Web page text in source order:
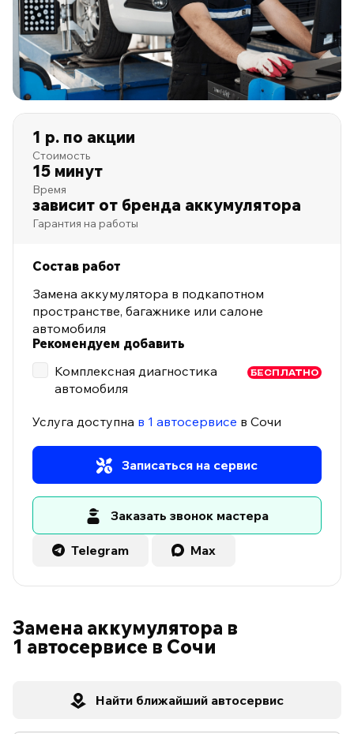
1 р. по акции
Стоимость
15 минут
Время
зависит от бренда аккумулятора
Гарантия на работы
Состав работ
Замена аккумулятора в подкапотном
пространстве, багажнике или салоне
автомобиля
Рекомендуем добавить
БЕСПЛАТНО
Комплексная диагностика
автомобиля
Услуга доступна в 1 автосервисе в Сочи
Записаться на сервис
Заказать звонок мастера
Telegram Max
Замена аккумулятора в
1 автосервисе в Сочи
Найти ближайший автосервис